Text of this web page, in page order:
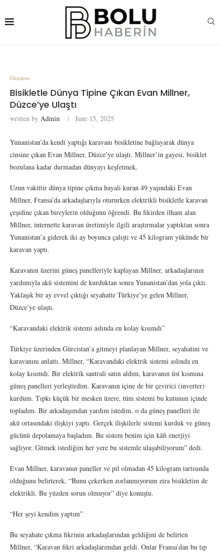
Gündem
Bisikletle Dünya Tipine Çıkan Evan Millner,
Düzce’ye Ulaştı
written by Admin June 15, 2025
Yunanistan’da kendi yaptığı karavanı bisikletine bağlayarak dünya
cinsine çıkan Evan Millner, Düzce’ye ulaştı. Millner’in gayesi, bisiklet
bozulana kadar durmadan dünyayı keşfetmek.
Uzun vakittir dünya tipine çıkma hayali kuran 49 yaşındaki Evan
Millner, Fransa’da arkadaşlarıyla otururken elektrikli bisikletle karavan
çeşidine çıkan bireylerin olduğunu öğrendi. Bu fikirden ilham alan
Millner, internette karavan üretimiyle ilgili araştırmalar yaptıktan sonra
Yunanistan’a giderek iki ay boyunca çalıştı ve 45 kilogram yükünde bir
karavan yaptı.
Karavanın üzerini güneş panelleriyle kaplayan Millner, arkadaşlarının
yardımıyla akü sistemini de kurduktan sonra Yunanistan’dan yola çıktı.
Yaklaşık bir ay evvel çıktığı seyahatte Türkiye’ye gelen Millner,
Düzce’ye ulaştı.
“Karavandaki elektrik sistemi aslında en kolay kısımdı”
Türkiye üzerinden Gürcistan’a gitmeyi planlayan Millner, seyahatini ve
karavanını anlattı. Millner, “Karavandaki elektrik sistemi aslında en
kolay kısımdı. Bir elektrik santrali satın aldım, karavanın üst kısmına
güneş panelleri yerleştirdim. Karavanın içine de bir çevirici (inverter)
kurdum. Tıpkı küçük bir mesken üzere, tüm sistemi bu kutunun içinde
topladım. Bir arkadaşımdan yardım istedim, o da güneş panelleri ile
akü ortasındaki ilişkiyi yaptı. Gerçek ilişkilerle sistemi kurduk ve güneş
gücünü depolamaya başladım. Bu sistem benim için kâfi enerjiyi
sağlıyor. Gitmek istediğim her yere bu sistemle ulaşabiliyorum” dedi.
Evan Millner, karavanın paneller ve pil olmadan 45 kilogram tartısında
olduğunu belirterek, “Bunu çekerken zorlanmıyorum zira bisikletim de
elektrikli. Bu yüzden sorun olmuyor” diye konuştu.
“Her şeyi kendim yaptım”
Bu seyahate çıkma fikrinin arkadaşlarından geldiğini de belirten
Millner, “Karavan fikri arkadaşlarımdan geldi. Onlar Fransa’dan bu tıp